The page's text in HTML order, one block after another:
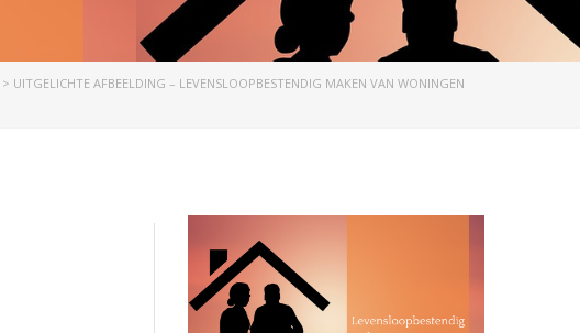
> UITGELICHTE AFBEELDING – LEVENSLOOPBESTENDIG MAKEN VAN WONINGEN